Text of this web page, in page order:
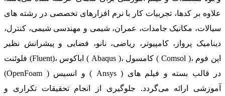
علاوه بر کدها، تجربیات کار با نرم افزارهای تخصصی در رشته های
سیالات، مکانیک جامدات، عمران، شیمی و مهندسی شیمی، کنترل،
دینامیک پرواز، کامپیوتر، ریاضی، نانو، فضایی و پیشرانش نظیر
فلوئنت (Fluent)، اباکوس ( Abaqus )، کامسول ( Comsol )، اپن فوم
(OpenFoam ) و انسیس ( Ansys ) در قالب بسته‌ و فیلم های
آموزشی ارائه می‌گردد. جلوگیری از انجام تحقیقات تکراری و